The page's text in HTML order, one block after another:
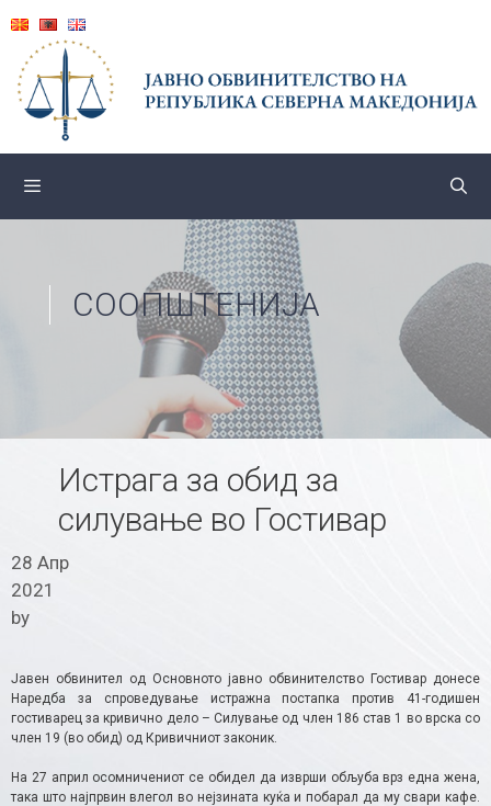
content
СООПШТЕНИЈА
Истрага за обид за
силување во Гостивар
28 Апр
2021
by
Јавен обвинител од Основното јавно обвинителство Гостивар донесе
Наредба за спроведување истражна постапка против 41-годишен
гостиварец за кривично дело – Силување од член 186 став 1 во врска со
член 19 (во обид) од Кривичниот законик.
На 27 април осомничениот се обидел да изврши обљуба врз една жена,
така што најпрвин влегол во нејзината куќа и побарал да му свари кафе.